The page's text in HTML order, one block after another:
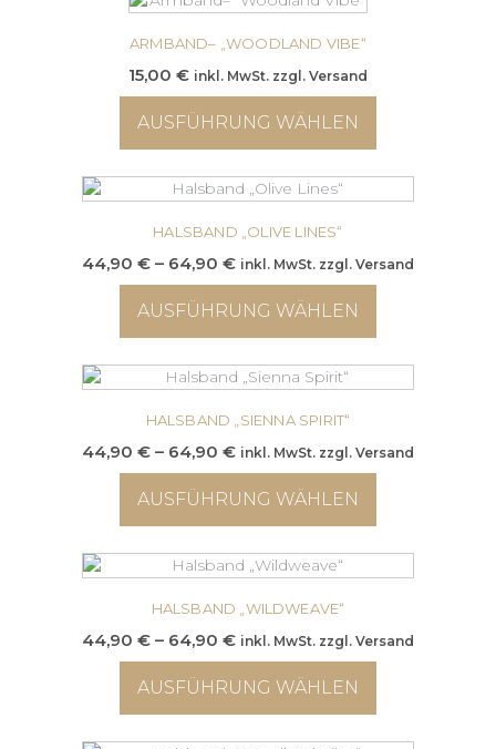
ARMBAND– „WOODLAND VIBE“
15,00 € inkl. MwSt. zzgl. Versand
AUSFÜHRUNG WÄHLEN
Produkt
weist
mehrere
auf.
Die
Optionen
auf
der
Produktseite
werden
HALSBAND „OLIVE LINES“
44,90 € – 64,90 €Preisspanne:
44,90 €
bis
64,90 €
inkl. MwSt. zzgl. Versand
AUSFÜHRUNG WÄHLEN
Produkt
weist
mehrere
auf.
Die
Optionen
auf
der
Produktseite
werden
HALSBAND „SIENNA SPIRIT“
44,90 € – 64,90 €Preisspanne:
44,90 €
bis
64,90 €
inkl. MwSt. zzgl. Versand
AUSFÜHRUNG WÄHLEN
Produkt
weist
mehrere
auf.
Die
Optionen
HALSBAND „WILDWEAVE“
44,90 € – 64,90 €Preisspanne:
44,90 €
bis
64,90 €
inkl. MwSt. zzgl. Versand
AUSFÜHRUNG WÄHLEN